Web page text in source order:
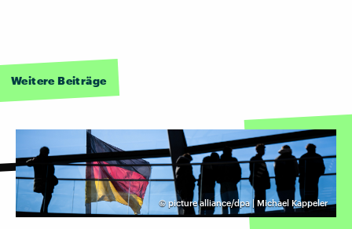
Weitere Beiträge
© picture alliance/dpa | Michael Kappeler